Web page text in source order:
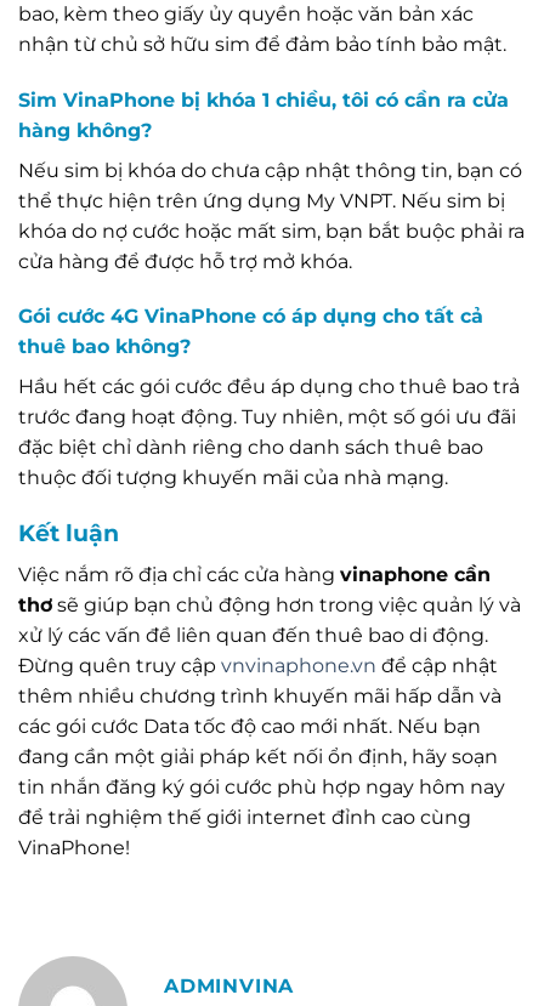
bao, kèm theo giấy ủy quyền hoặc văn bản xác
nhận từ chủ sở hữu sim để đảm bảo tính bảo mật.
Sim VinaPhone bị khóa 1 chiều, tôi có cần ra cửa
hàng không?
Nếu sim bị khóa do chưa cập nhật thông tin, bạn có
thể thực hiện trên ứng dụng My VNPT. Nếu sim bị
khóa do nợ cước hoặc mất sim, bạn bắt buộc phải ra
cửa hàng để được hỗ trợ mở khóa.
Gói cước 4G VinaPhone có áp dụng cho tất cả
thuê bao không?
Hầu hết các gói cước đều áp dụng cho thuê bao trả
trước đang hoạt động. Tuy nhiên, một số gói ưu đãi
đặc biệt chỉ dành riêng cho danh sách thuê bao
thuộc đối tượng khuyến mãi của nhà mạng.
Kết luận
Việc nắm rõ địa chỉ các cửa hàng vinaphone cần
thơ sẽ giúp bạn chủ động hơn trong việc quản lý và
xử lý các vấn đề liên quan đến thuê bao di động.
Đừng quên truy cập vnvinaphone.vn để cập nhật
thêm nhiều chương trình khuyến mãi hấp dẫn và
các gói cước Data tốc độ cao mới nhất. Nếu bạn
đang cần một giải pháp kết nối ổn định, hãy soạn
tin nhắn đăng ký gói cước phù hợp ngay hôm nay
để trải nghiệm thế giới internet đỉnh cao cùng
VinaPhone!
ADMINVINA